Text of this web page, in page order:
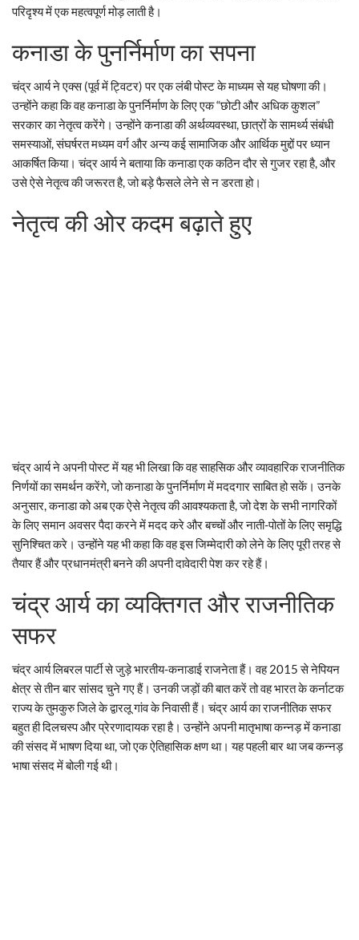
परिदृश्य में एक महत्वपूर्ण मोड़ लाती है।
कनाडा के पुनर्निर्माण का सपना
चंद्र आर्य ने एक्स (पूर्व में ट्विटर) पर एक लंबी पोस्ट के माध्यम से यह घोषणा की।
उन्होंने कहा कि वह कनाडा के पुनर्निर्माण के लिए एक “छोटी और अधिक कुशल”
सरकार का नेतृत्व करेंगे। उन्होंने कनाडा की अर्थव्यवस्था, छात्रों के सामर्थ्य संबंधी
समस्याओं, संघर्षरत मध्यम वर्ग और अन्य कई सामाजिक और आर्थिक मुद्दों पर ध्यान
आकर्षित किया। चंद्र आर्य ने बताया कि कनाडा एक कठिन दौर से गुजर रहा है, और
उसे ऐसे नेतृत्व की जरूरत है, जो बड़े फैसले लेने से न डरता हो।
नेतृत्व की ओर कदम बढ़ाते हुए
चंद्र आर्य ने अपनी पोस्ट में यह भी लिखा कि वह साहसिक और व्यावहारिक राजनीतिक
निर्णयों का समर्थन करेंगे, जो कनाडा के पुनर्निर्माण में मददगार साबित हो सकें। उनके
अनुसार, कनाडा को अब एक ऐसे नेतृत्व की आवश्यकता है, जो देश के सभी नागरिकों
के लिए समान अवसर पैदा करने में मदद करे और बच्चों और नाती-पोतों के लिए समृद्धि
सुनिश्चित करे। उन्होंने यह भी कहा कि वह इस जिम्मेदारी को लेने के लिए पूरी तरह से
तैयार हैं और प्रधानमंत्री बनने की अपनी दावेदारी पेश कर रहे हैं।
चंद्र आर्य का व्यक्तिगत और राजनीतिक
सफर
चंद्र आर्य लिबरल पार्टी से जुड़े भारतीय-कनाडाई राजनेता हैं। वह 2015 से नेपियन
क्षेत्र से तीन बार सांसद चुने गए हैं। उनकी जड़ों की बात करें तो वह भारत के कर्नाटक
राज्य के तुमकुरु जिले के द्वारलू गांव के निवासी हैं। चंद्र आर्य का राजनीतिक सफर
बहुत ही दिलचस्प और प्रेरणादायक रहा है। उन्होंने अपनी मातृभाषा कन्नड़ में कनाडा
की संसद में भाषण दिया था, जो एक ऐतिहासिक क्षण था। यह पहली बार था जब कन्नड़
भाषा संसद में बोली गई थी।